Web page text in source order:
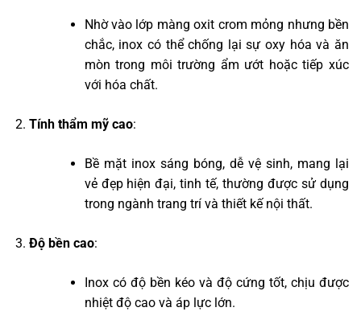
Nhờ vào lớp màng oxit crom mỏng nhưng bền
chắc, inox có thể chống lại sự oxy hóa và ăn
mòn trong môi trường ẩm ướt hoặc tiếp xúc
với hóa chất.
Tính thẩm mỹ cao:
Bề mặt inox sáng bóng, dễ vệ sinh, mang lại
vẻ đẹp hiện đại, tinh tế, thường được sử dụng
trong ngành trang trí và thiết kế nội thất.
Độ bền cao:
Inox có độ bền kéo và độ cứng tốt, chịu được
nhiệt độ cao và áp lực lớn.